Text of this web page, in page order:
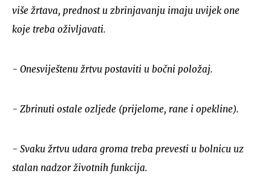
više žrtava, prednost u zbrinjavanju imaju uvijek one
koje treba oživljavati.
- Onesviještenu žrtvu postaviti u bočni položaj.
- Zbrinuti ostale ozljede (prijelome, rane i opekline).
- Svaku žrtvu udara groma treba prevesti u bolnicu uz
stalan nadzor životnih funkcija.